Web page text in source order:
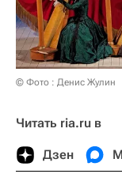
© Фото : Денис Жулин
Читать ria.ru в
Дзен